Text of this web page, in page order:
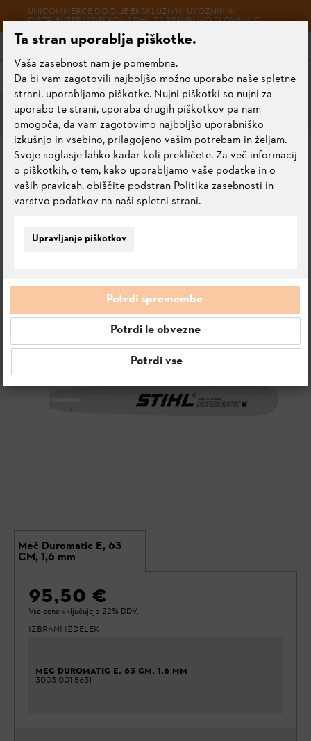
UNICOMMERCE D.O.O. JE EKSKLUZIVNI UVOZNIK IN
DISTRIBUTER IZDELKOV STIHL ZA REPUBLIKO SLOVENIJO.
Meni
Meči za vsako priložnost
MEČ DUROMATIC E, 63
CM, 1,6 MM
Meč Duromatic E, 63
CM, 1,6 mm
95,50 €
Vse cene vključujejo 22% DDV.
IZBRANI IZDELEK
MEČ DUROMATIC E, 63 CM, 1,6 MM
3003 001 5631
Upravljanje piškotkov
Ta stran uporablja piškotke.
Vaša zasebnost nam je pomembna.
Da bi vam zagotovili najboljšo možno uporabo naše spletne
strani, uporabljamo piškotke. Nujni piškotki so nujni za
uporabo te strani, uporaba drugih piškotkov pa nam
omogoča, da vam zagotovimo najboljšo uporabniško
izkušnjo in vsebino, prilagojeno vašim potrebam in željam.
Svoje soglasje lahko kadar koli prekličete. Za več informacij
o piškotkih, o tem, kako uporabljamo vaše podatke in o
vaših pravicah, obiščite podstran Politika zasebnosti in
varstvo podatkov na naši spletni strani.
Potrdi spremembe
Potrdi le obvezne
Potrdi vse